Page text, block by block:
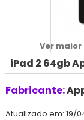
Ver maior
iPad 2 64gb
Fabricante:
Atualizado em: 19/